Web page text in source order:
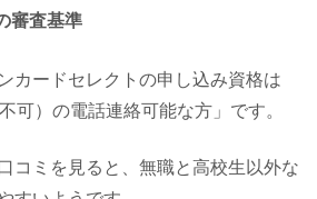
審査基準
カードセレクトの申し込み資格は
可）の電話連絡可能な方」です。
コミを見ると、無職と高校生以外な